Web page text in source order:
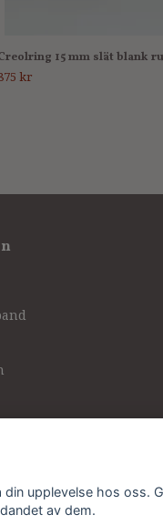
15 mm slät blank
kr
upplevelse hos oss.
av dem.